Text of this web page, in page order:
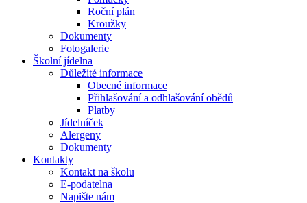
Roční plán
Kroužky
Dokumenty
Fotogalerie
Školní jídelna
Důležité informace
Obecné informace
Přihlašování a odhlašování obědů
Platby
Jídelníček
Alergeny
Dokumenty
Kontakty
Kontakt na školu
E-podatelna
Napište nám